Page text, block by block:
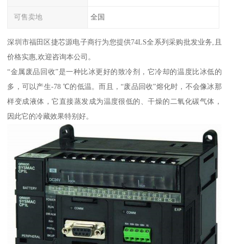
可售卖地 全国
深圳市福田区捷芯源电子商行为您提供74LS全系列采购批发业务,且
价格实惠,欢迎咨询本公司。
“金属废品回收”是一种比冰更好的致冷剂，它冷却的温度比冰低的
多，可以产生-78 ℃的低温。而且，“废品回收”熔化时，不会像冰那
样变成液体，它直接蒸发成为温度很低的、干燥的二氧化碳气体，
因此它的冷藏效果特别好。